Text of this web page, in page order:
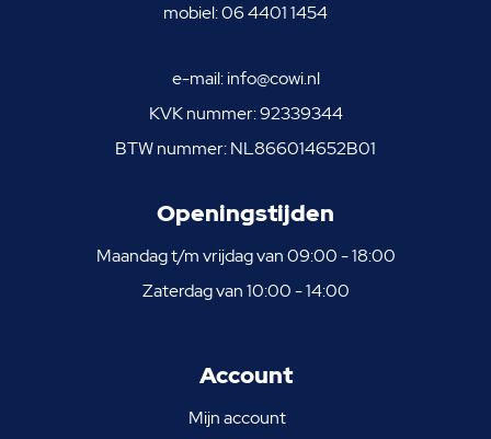
mobiel:06 4401 1454
e-mail:info@cowi.nl
KVK nummer: 92339344
BTW nummer: NL866014652B01
Openingstijden
Maandag t/m vrijdag van 09:00 - 18:00
Zaterdag van 10:00 - 14:00
Account
Mijn account